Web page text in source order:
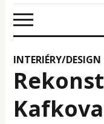
INTERIÉRY/DESIGN
Kafkova